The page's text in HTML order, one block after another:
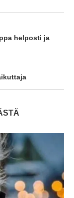
helposti ja